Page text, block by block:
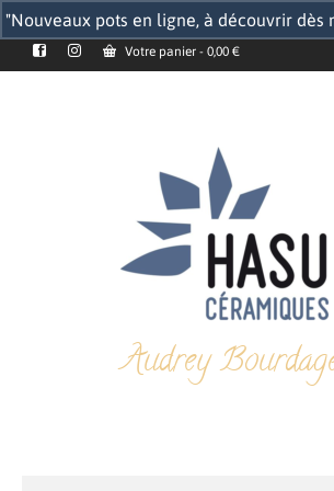
"Nouveaux pots en ligne, à découvrir dès
Votre panier - 0,00 €
Audrey